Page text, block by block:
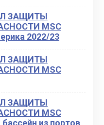
ЗАЩИТЫ
MSC
2022/23
ЗАЩИТЫ
MSC
ЗАЩИТЫ
MSC
бассейн из портов